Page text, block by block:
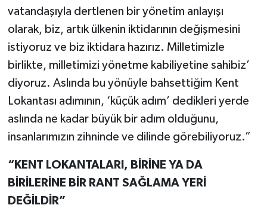
vatandaşıyla dertlenen bir yönetim anlayışı
olarak, biz, artık ülkenin iktidarının değişmesini
istiyoruz ve biz iktidara hazırız. Milletimizle
birlikte, milletimizi yönetme kabiliyetine sahibiz’
diyoruz. Aslında bu yönüyle bahsettiğim Kent
Lokantası adımının, ‘küçük adım’ dedikleri yerde
aslında ne kadar büyük bir adım olduğunu,
insanlarımızın zihninde ve dilinde görebiliyoruz.”
“KENT LOKANTALARI, BİRİNE YA DA
BİRİLERİNE BİR RANT SAĞLAMA YERİ
DEĞİLDİR”